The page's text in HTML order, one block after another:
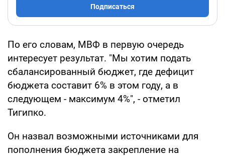
Подписаться
По его словам, МВФ в первую очередь
интересует результат. "Мы хотим подать
сбалансированный бюджет, где дефицит
бюджета составит 6% в этом году, а в
следующем - максимум 4%", - отметил
Тигипко.
Он назвал возможными источниками для
пополнения бюджета закрепление на